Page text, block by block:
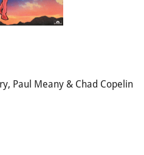
Paul Meany & Chad Copelin